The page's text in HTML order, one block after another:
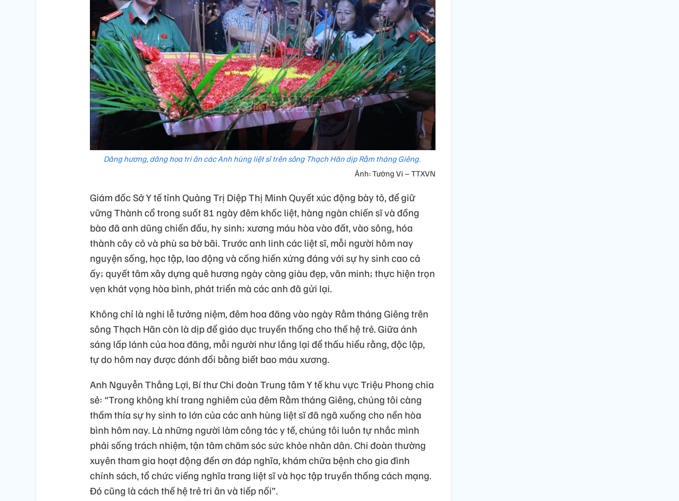
Dâng hương, dâng hoa tri ân các Anh hùng liệt sĩ trên sông Thạch Hãn dịp Rằm tháng Giêng.
Ảnh: Tường Vi – TTXVN
Giám đốc Sở Y tế tỉnh Quảng Trị Diệp Thị Minh Quyết xúc động bày tỏ, để giữ
vững Thành cổ trong suốt 81 ngày đêm khốc liệt, hàng ngàn chiến sĩ và đồng
bào đã anh dũng chiến đấu, hy sinh; xương máu hòa vào đất, vào sông, hóa
thành cây cỏ và phù sa bờ bãi. Trước anh linh các liệt sĩ, mỗi người hôm nay
nguyện sống, học tập, lao động và cống hiến xứng đáng với sự hy sinh cao cả
ấy; quyết tâm xây dựng quê hương ngày càng giàu đẹp, văn minh; thực hiện trọn
vẹn khát vọng hòa bình, phát triển mà các anh đã gửi lại.
Không chỉ là nghi lễ tưởng niệm, đêm hoa đăng vào ngày Rằm tháng Giêng trên
sông Thạch Hãn còn là dịp để giáo dục truyền thống cho thế hệ trẻ. Giữa ánh
sáng lấp lánh của hoa đăng, mỗi người như lắng lại để thấu hiểu rằng, độc lập,
tự do hôm nay được đánh đổi bằng biết bao máu xương.
Anh Nguyễn Thắng Lợi, Bí thư Chi đoàn Trung tâm Y tế khu vực Triệu Phong chia
sẻ: “Trong không khí trang nghiêm của đêm Rằm tháng Giêng, chúng tôi càng
thấm thía sự hy sinh to lớn của các anh hùng liệt sĩ đã ngã xuống cho nền hòa
bình hôm nay. Là những người làm công tác y tế, chúng tôi luôn tự nhắc mình
phải sống trách nhiệm, tận tâm chăm sóc sức khỏe nhân dân. Chi đoàn thường
xuyên tham gia hoạt động đền ơn đáp nghĩa, khám chữa bệnh cho gia đình
chính sách, tổ chức viếng nghĩa trang liệt sĩ và học tập truyền thống cách mạng.
Đó cũng là cách thế hệ trẻ tri ân và tiếp nối”.